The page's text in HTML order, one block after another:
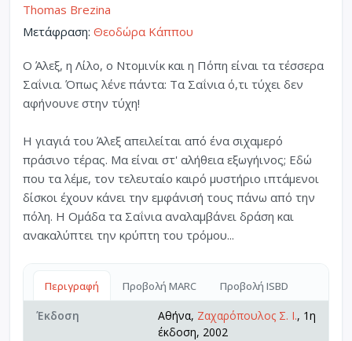
Thomas Brezina
Μετάφραση: Θεοδώρα Κάππου
Ο Άλεξ, η Λίλο, ο Ντομινίκ και η Πόπη είναι τα τέσσερα
Σαΐνια. Όπως λένε πάντα: Τα Σαΐνια ό,τι τύχει δεν
αφήνουνε στην τύχη!
Η γιαγιά του Άλεξ απειλείται από ένα σιχαμερό
πράσινο τέρας. Μα είναι στ' αλήθεια εξωγήινος; Εδώ
που τα λέμε, τον τελευταίο καιρό μυστήριο ιπτάμενοι
δίσκοι έχουν κάνει την εμφάνισή τους πάνω από την
πόλη. Η Ομάδα τα Σαΐνια αναλαμβάνει δράση και
ανακαλύπτει την κρύπτη του τρόμου...
Περιγραφή Προβολή MARC Προβολή ISBD
Έκδοση Αθήνα, Ζαχαρόπουλος Σ. Ι., 1η
έκδοση, 2002